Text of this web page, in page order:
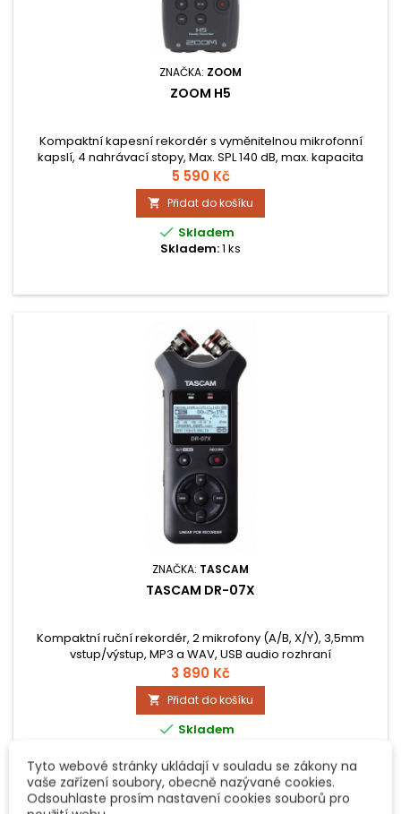
ZNAČKA: ZOOM
ZOOM H5
Kompaktní kapesní rekordér s vyměnitelnou mikrofonní
kapslí, 4 nahrávací stopy, Max. SPL 140 dB, max. kapacita
SD/SDHC karty 32 GB, 2 kombinované vstupy s fantomovým
napájením, provoz na 2 AA baterie nebo adaptér (není
součástí), včetně mikrofonní kapsle XYH-5, USB kabelu, obalu
a baterií.
5 590 Kč
 Přidat do košíku
 Skladem
Skladem:1 ks
ZNAČKA: TASCAM
TASCAM DR-07X
Kompaktní ruční rekordér, 2 mikrofony (A/B, X/Y), 3,5mm
vstup/výstup, MP3 a WAV, USB audio rozhraní
3 890 Kč
 Přidat do košíku
 Skladem
Tyto webové stránky ukládají v souladu se zákony na
vaše zařízení soubory, obecně nazývané cookies.
Odsouhlaste prosím nastavení cookies souborů pro